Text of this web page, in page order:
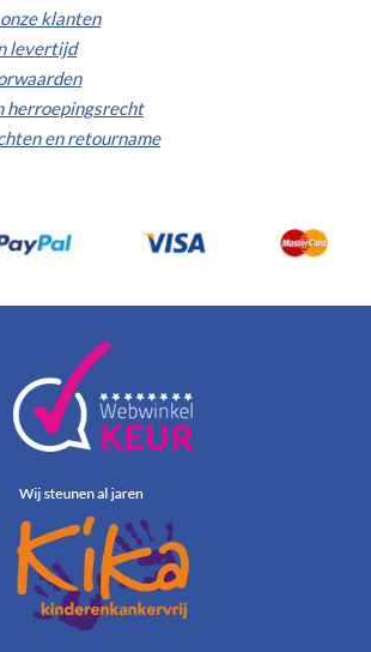
klanten
levertijd
herroepingsrecht
en retourname